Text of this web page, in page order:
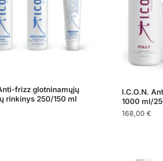
frizz glotninamųjų
rinkinys 250/150 ml
I.C.O.N.
1000 ml/
168,00 €